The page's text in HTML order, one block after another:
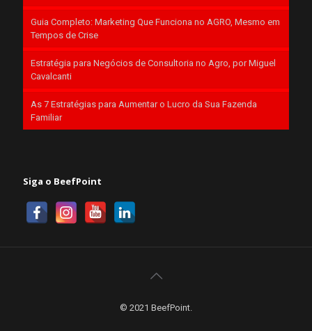
Guia Completo: Marketing Que Funciona no AGRO, Mesmo em
Tempos de Crise
Estratégia para Negócios de Consultoria no Agro, por Miguel
Cavalcanti
As 7 Estratégias para Aumentar o Lucro da Sua Fazenda
Familiar
Siga o BeefPoint
© 2021 BeefPoint.